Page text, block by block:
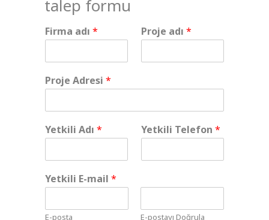
talep formu
Firma adı * Proje adı *
Proje Adresi *
Yetkili Adı * Yetkili Telefon *
Yetkili E-mail *
E-posta E-postayı Doğrula